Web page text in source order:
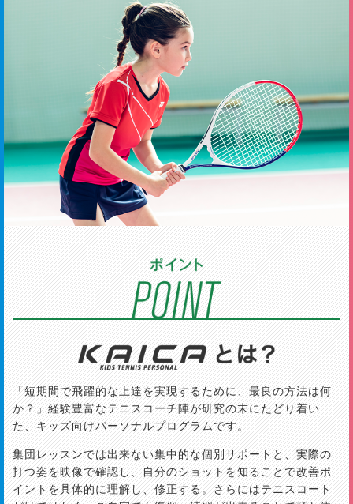
「短期間で飛躍的な上達を実現するために、最良の方法は何
か？」経験豊富なテニスコーチ陣が研究の末にたどり着い
た、キッズ向けパーソナルプログラムです。
集団レッスンでは出来ない集中的な個別サポートと、実際の
打つ姿を映像で確認し、自分のショットを知ることで改善ポ
イントを具体的に理解し、修正する。さらにはテニスコート